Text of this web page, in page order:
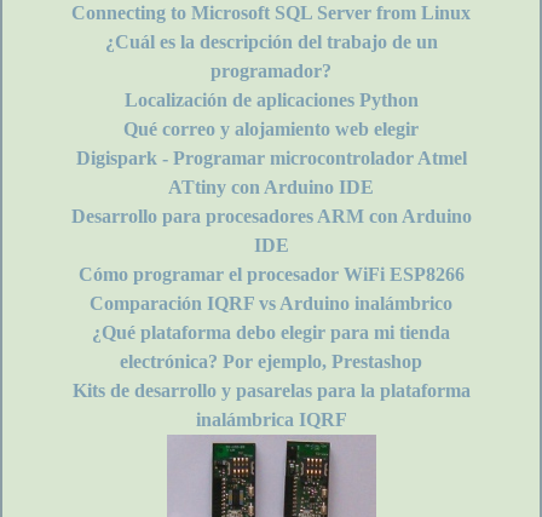
Connecting to Microsoft SQL Server from Linux
¿Cuál es la descripción del trabajo de un
programador?
Localización de aplicaciones Python
Qué correo y alojamiento web elegir
Digispark - Programar microcontrolador Atmel
ATtiny con Arduino IDE
Desarrollo para procesadores ARM con Arduino
IDE
Cómo programar el procesador WiFi ESP8266
Comparación IQRF vs Arduino inalámbrico
¿Qué plataforma debo elegir para mi tienda
electrónica? Por ejemplo, Prestashop
Kits de desarrollo y pasarelas para la plataforma
inalámbrica IQRF